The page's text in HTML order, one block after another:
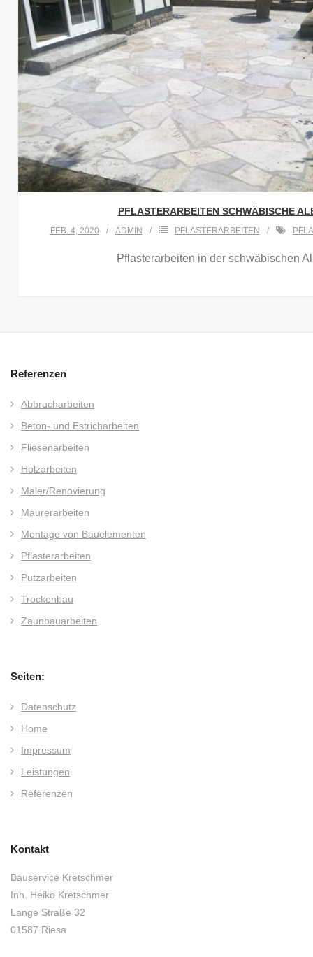
PFLASTERARBEITEN SCHWÄBISCHE
FEB. 4, 2020 ADMIN PFLASTERARBEITEN
Pflasterarbeiten in der schwäbischen
Referenzen
Abbrucharbeiten
Beton- und Estricharbeiten
Fliesenarbeiten
Holzarbeiten
Maler/Renovierung
Maurerarbeiten
Montage von Bauelementen
Pflasterarbeiten
Putzarbeiten
Trockenbau
Zaunbauarbeiten
Seiten:
Datenschutz
Home
Impressum
Leistungen
Referenzen
Kontakt
Bauservice Kretschmer
Inh. Heiko Kretschmer
Lange Straße 32
01587 Riesa